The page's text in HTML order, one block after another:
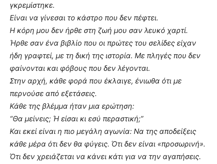
γκρεμίστηκε.
Είναι να γίνεσαι το κάστρο που δεν πέφτει.
Η κόρη μου δεν ήρθε στη ζωή μου σαν λευκό χαρτί.
Ήρθε σαν ένα βιβλίο που οι πρώτες του σελίδες είχαν
ήδη γραφτεί, με τη δική της ιστορία. Με πληγές που δεν
φαίνονται και φόβους που δεν λέγονται.
Στην αρχή, κάθε φορά που έκλαιγε, ένιωθα ότι με
περνούσε από εξετάσεις.
Κάθε της βλέμμα ήταν μια ερώτηση:
“Θα μείνεις; Ή είσαι κι εσύ περαστική;”
Και εκεί είναι η πιο μεγάλη αγωνία: Να της αποδείξεις
κάθε μέρα ότι δεν θα φύγεις. Ότι δεν είναι «προσωρινή».
Ότι δεν χρειάζεται να κάνει κάτι για να την αγαπήσεις.